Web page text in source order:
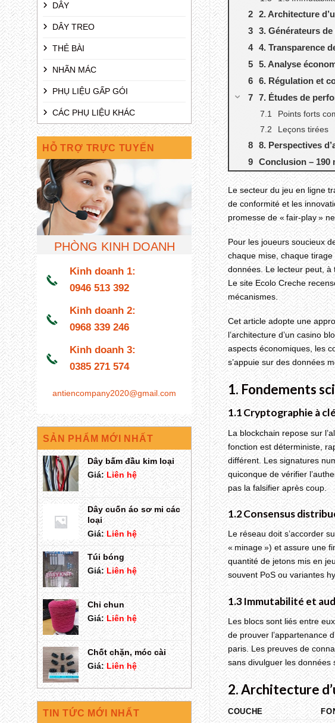
DÂY
DÂY TREO
THẺ BÀI
NHÃN MÁC
PHỤ LIỆU GẤP GÓI
CÁC PHỤ LIỆU KHÁC
HỖ TRỢ TRỰC TUYẾN
PHÒNG KINH DOANH
Kinh doanh 1:
0946 513 392
Kinh doanh 2:
0968 339 246
Kinh doanh 3:
0385 271 574
antiencompany2020@gmail.com
SẢN PHẨM MỚI NHẤT
Dây bấm đầu kim loại
Giá:Liên hệ
Dây cuốn áo sơ mi các
loại
Giá:Liên hệ
Túi bóng
Giá:Liên hệ
Chỉ chun
Giá:Liên hệ
Chốt chặn, móc cài
Giá:Liên hệ
TIN TỨC MỚI NHẤT
2. Architecture
3. Générateurs
4. Transparence
5. Analyse
6. Régulation et
7. Études de
Points forts
Leçons tirées
8. Perspectives
Conclusion – 190
Le secteur du jeu en ligne
de conformité et les
promesse de « fair‑play »
Pour les joueurs soucieux
chaque mise, chaque
données. Le lecteur peut, à
Le site Ecolo Creche
mécanismes.
Cet article adopte une
l’architecture d’un casino
aspects économiques, les
s’appuie sur des données
1. Fondements
1.1 Cryptographie à
La blockchain repose sur
fonction est déterministe,
différent. Les signatures
quiconque de vérifier
pas la falsifier après coup.
1.2 Consensus
Le réseau doit s’accorder
« minage ») et assure une
quantité de jetons mis en
souvent PoS ou variantes
1.3 Immutabilité et
Les blocs sont liés entre
de prouver l’appartenance
paris. Les preuves de
sans divulguer les données
2. Architecture
COUCHE